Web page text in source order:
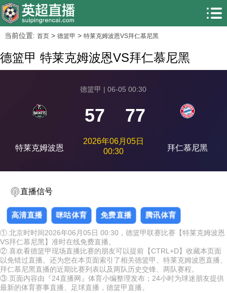
当前位置: 首页> 德篮甲 > 特莱克姆波恩VS拜仁慕尼黑
德篮甲 特莱克姆波恩VS拜仁慕尼黑
特莱克姆波恩
德篮甲 | 06-05 00:30
57 77
2026年06月05日
00:30
拜仁慕尼黑
直播信号
高清直播 咪咕体育 免费直播 腾讯体育
①.北京时时间2026年06月05日 00:30，德篮甲联赛比赛【特莱克姆波恩
VS拜仁慕尼黑】准时在线免费直播。
②.喜欢看德篮甲现场直播比赛的朋友可以提前【CTRL+D】收藏本页面
以免错过直播。还为您在本页面索引了相关德篮甲、特莱克姆波恩直播、
拜仁慕尼黑直播的近期比赛列表以及两队历史交锋、两队赛程。
③.页面内容由『24直播网』体育小编整理发布；24小时为球迷朋友提供
最新的体育赛事直播、足球直播，德篮甲直播。